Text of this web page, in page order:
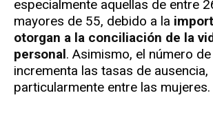
especialmente aquellas de entre
mayores de 55, debido a la
otorgan a la conciliación de la
personal. Asimismo, el número
incrementa las tasas de ausencia,
particularmente entre las mujeres.